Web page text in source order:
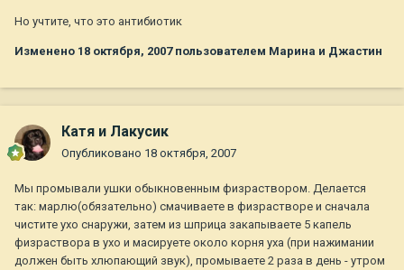
Но учтите, что это антибиотик
Изменено 18 октября, 2007пользователем Марина и Джастин
Катя и Лакусик
Опубликовано 18 октября, 2007
Мы промывали ушки обыкновенным физраствором. Делается
так: марлю(обязательно) смачиваете в физрастворе и сначала
чистите ухо снаружи, затем из шприца закапываете 5 капель
физраствора в ухо и масируете около корня уха (при нажимании
должен быть хлюпающий звук), промываете 2 раза в день - утром